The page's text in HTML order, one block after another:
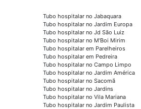
Tubo hospitalar no Jabaquara
Tubo hospitalar no Jardim Europa
Tubo hospitalar no Jd São Luiz
Tubo hospitalar no M'Boi Mirim
Tubo hospitalar em Parelheiros
Tubo hospitalar em Pedreira
Tubo hospitalar no Campo Limpo
Tubo hospitalar no Jardim América
Tubo hospitalar no Sacomã
Tubo hospitalar no Jardins
Tubo hospitalar no Vila Mariana
Tubo hospitalar no Jardim Paulista